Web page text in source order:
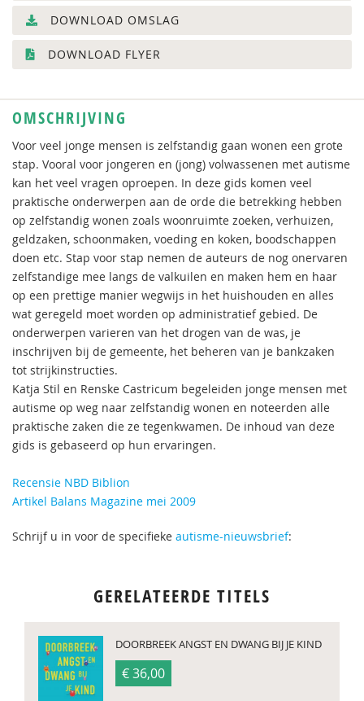
DOWNLOAD OMSLAG
DOWNLOAD FLYER
OMSCHRIJVING
Voor veel jonge mensen is zelfstandig gaan wonen een grote
stap. Vooral voor jongeren en (jong) volwassenen met autisme
kan het veel vragen oproepen. In deze gids komen veel
praktische onderwerpen aan de orde die betrekking hebben
op zelfstandig wonen zoals woonruimte zoeken, verhuizen,
geldzaken, schoonmaken, voeding en koken, boodschappen
doen etc. Stap voor stap nemen de auteurs de nog onervaren
zelfstandige mee langs de valkuilen en maken hem en haar
op een prettige manier wegwijs in het huishouden en alles
wat geregeld moet worden op administratief gebied. De
onderwerpen varieren van het drogen van de was, je
inschrijven bij de gemeente, het beheren van je bankzaken
tot strijkinstructies.
Katja Stil en Renske Castricum begeleiden jonge mensen met
autisme op weg naar zelfstandig wonen en noteerden alle
praktische zaken die ze tegenkwamen. De inhoud van deze
gids is gebaseerd op hun ervaringen.
Recensie NBD Biblion
Artikel Balans Magazine mei 2009
Schrijf u in voor de specifieke autisme-nieuwsbrief:
GERELATEERDE TITELS
DOORBREEK ANGST EN DWANG BIJ JE KIND
€ 36,00